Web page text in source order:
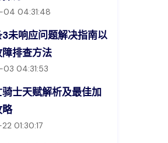
04:31:48
未响应问题解决指南以
排查方法
04:31:53
士天赋解析及最佳加
略
01:30:17